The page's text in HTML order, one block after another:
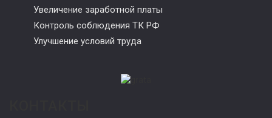
Увеличение заработной платы
Контроль соблюдения ТК РФ
Улучшение условий труда